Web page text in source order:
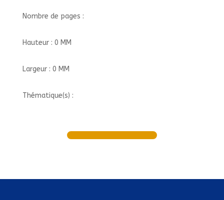
Nombre de pages :
Hauteur : 0 MM
Largeur : 0 MM
Thématique(s) :